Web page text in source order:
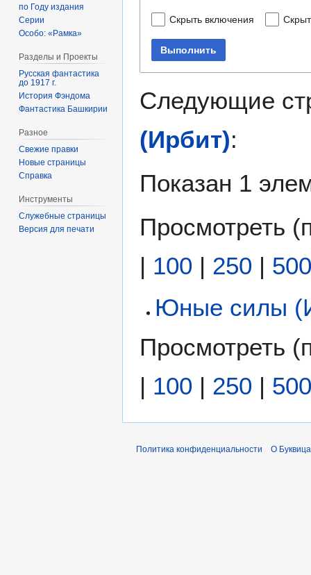
Скрыть включения
Выполнить
Следующие
(Ирбит):
Показан 1
Просмотреть (
| 100 | 250 | 500
Юные силы
Просмотреть (
| 100 | 250 | 500
по Году издания
Серии
Особо: «Рамка»
Разделы и Проекты
Русская фантастика
до 1917 г.
История Фэндома
Фантастика Башкирии
Разное
Свежие правки
Новые страницы
Справка
Инструменты
Служебные страницы
Версия для печати
Политика конфиденциальности О Буквица